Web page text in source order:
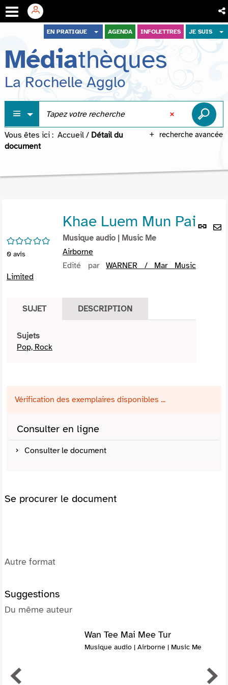
menu
contenu
recherche
EN PRATIQUE AGENDA INFOLETTRES JE SUIS
Médiathèques
La Rochelle Agglo
recherche avancée
Vous êtes ici : Accueil / Détail du
document
Lien
/5
0 avis
Khae Luem Mun Pai
Musique audio | Music Me
Airborne
Edité parWARNER / Mar Music
Limited
SUJET DESCRIPTION
Sujets
Pop, Rock
Vérification des exemplaires disponibles ...
Consulter en ligne
Consulter le document
Se procurer le document
Autre format
Suggestions
Du même auteur
Wan Tee Mai Mee Tur
Musique audio | Airborne | Music Me